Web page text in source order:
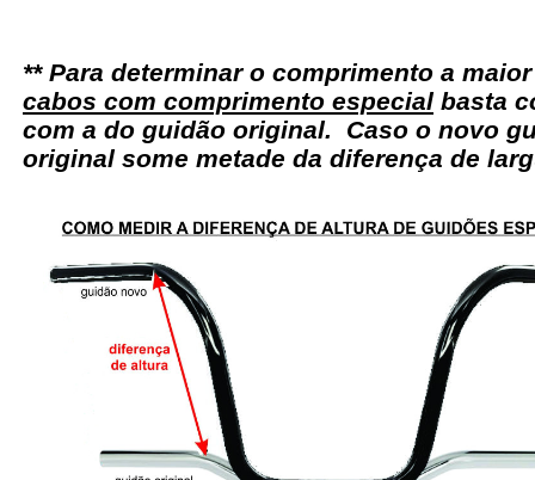
** Para determinar o comprimento a
cabos com comprimento especial basta
com a do guidão original. Caso o novo
original some metade da diferença de